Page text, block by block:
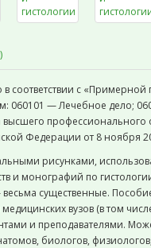
в соответствии с
060101 — Лечебное дело;
высшего
Федерации от 8 ноября
рисунками,
и монографий по
существенные.
медицинских вузов (в том
и преподавателями.
биологов,